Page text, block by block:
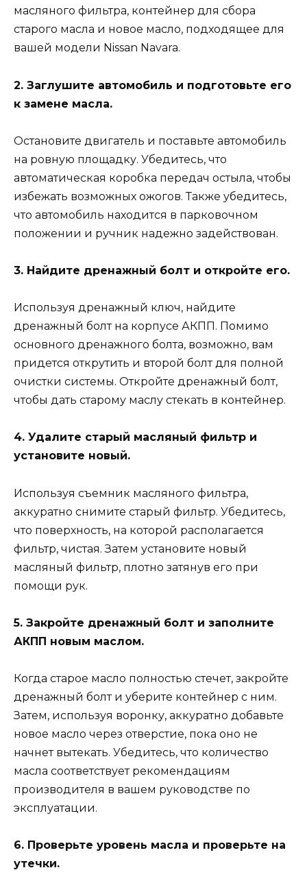
масляного фильтра, контейнер для сбора
старого масла и новое масло, подходящее для
вашей модели Nissan Navara.
2. Заглушите автомобиль и подготовьте его
к замене масла.
Остановите двигатель и поставьте автомобиль
на ровную площадку. Убедитесь, что
автоматическая коробка передач остыла, чтобы
избежать возможных ожогов. Также убедитесь,
что автомобиль находится в парковочном
положении и ручник надежно задействован.
3. Найдите дренажный болт и откройте его.
Используя дренажный ключ, найдите
дренажный болт на корпусе АКПП. Помимо
основного дренажного болта, возможно, вам
придется открутить и второй болт для полной
очистки системы. Откройте дренажный болт,
чтобы дать старому маслу стекать в контейнер.
4. Удалите старый масляный фильтр и
установите новый.
Используя съемник масляного фильтра,
аккуратно снимите старый фильтр. Убедитесь,
что поверхность, на которой располагается
фильтр, чистая. Затем установите новый
масляный фильтр, плотно затянув его при
помощи рук.
5. Закройте дренажный болт и заполните
АКПП новым маслом.
Когда старое масло полностью стечет, закройте
дренажный болт и уберите контейнер с ним.
Затем, используя воронку, аккуратно добавьте
новое масло через отверстие, пока оно не
начнет вытекать. Убедитесь, что количество
масла соответствует рекомендациям
производителя в вашем руководстве по
эксплуатации.
6. Проверьте уровень масла и проверьте на
утечки.